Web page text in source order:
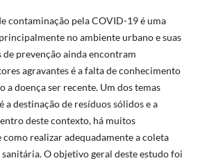
contaminação pela COVID-19 é uma
no ambiente urbano e suas
de prevenção ainda encontram
agravantes é a falta de conhecimento
a doença ser recente. Um dos temas
a destinação de resíduos sólidos e a
deste contexto, há muitos
realizar adequadamente a coleta
O objetivo geral deste estudo foi